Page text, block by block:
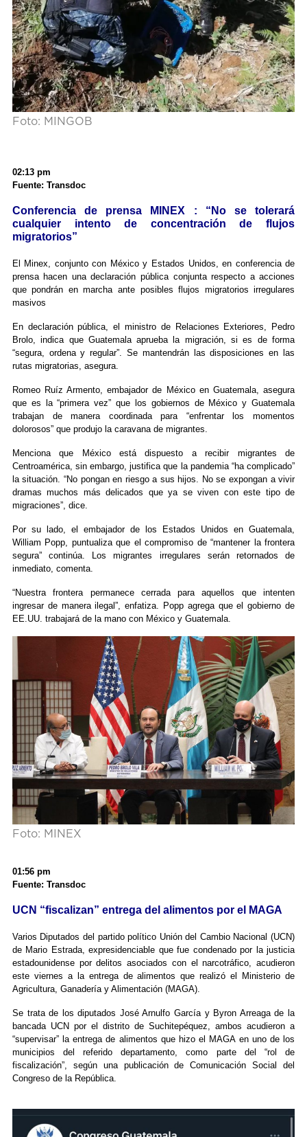
Foto: MINGOB
02:13 pm
Fuente: Transdoc
Conferencia de prensa MINEX : “No se tolerará
cualquier intento de concentración de flujos
migratorios”
El Minex, conjunto con México y Estados Unidos, en conferencia de
prensa hacen una declaración pública conjunta respecto a acciones
que pondrán en marcha ante posibles flujos migratorios irregulares
masivos
En declaración pública, el ministro de Relaciones Exteriores, Pedro
Brolo, indica que Guatemala aprueba la migración, si es de forma
“segura, ordena y regular”. Se mantendrán las disposiciones en las
rutas migratorias, asegura.
Romeo Ruíz Armento, embajador de México en Guatemala, asegura
que es la “primera vez” que los gobiernos de México y Guatemala
trabajan de manera coordinada para “enfrentar los momentos
dolorosos” que produjo la caravana de migrantes.
Menciona que México está dispuesto a recibir migrantes de
Centroamérica, sin embargo, justifica que la pandemia “ha complicado”
la situación. “No pongan en riesgo a sus hijos. No se expongan a vivir
dramas muchos más delicados que ya se viven con este tipo de
migraciones”, dice.
Por su lado, el embajador de los Estados Unidos en Guatemala,
William Popp, puntualiza que el compromiso de “mantener la frontera
segura” continúa. Los migrantes irregulares serán retornados de
inmediato, comenta.
“Nuestra frontera permanece cerrada para aquellos que intenten
ingresar de manera ilegal”, enfatiza. Popp agrega que el gobierno de
EE.UU. trabajará de la mano con México y Guatemala.
Foto: MINEX
01:56 pm
Fuente: Transdoc
UCN “fiscalizan” entrega del alimentos por el MAGA
Varios Diputados del partido político Unión del Cambio Nacional (UCN)
de Mario Estrada, expresidenciable que fue condenado por la justicia
estadounidense por delitos asociados con el narcotráfico, acudieron
este viernes a la entrega de alimentos que realizó el Ministerio de
Agricultura, Ganadería y Alimentación (MAGA).
Se trata de los diputados José Arnulfo García y Byron Arreaga de la
bancada UCN por el distrito de Suchitepéquez, ambos acudieron a
“supervisar” la entrega de alimentos que hizo el MAGA en uno de los
municipios del referido departamento, como parte del “rol de
fiscalización”, según una publicación de Comunicación Social del
Congreso de la República.